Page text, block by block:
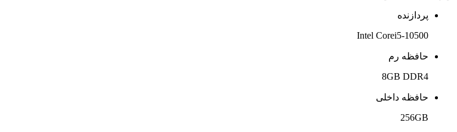
پردازنده
Intel Corei5-10500
حافظه رم
8GB DDR4
حافظه داخلی
256GB